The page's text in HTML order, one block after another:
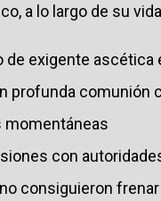
a lo largo de su
de exigente ascética
profunda comunión
momentáneas
con
consiguieron